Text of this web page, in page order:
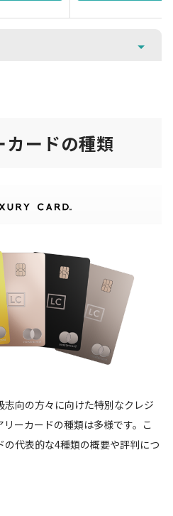
カードの種類
向の方々に向けた特別なクレジ
ーカードの種類は多様です。こ
の代表的な4種類の概要や評判につ